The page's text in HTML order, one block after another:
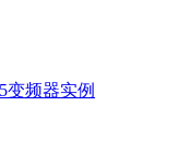
变频器实例